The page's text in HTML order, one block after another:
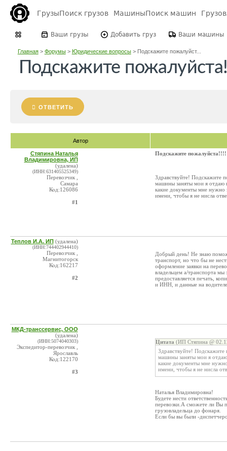
ГрузыПоиск грузов МашиныПоиск машин
Ваши грузы Добавить груз Ваши машины
Главная> Форумы> Юридические вопросы> Подскажите пожалуйст...
Подскажите
ОТВЕТИТЬ
Автор
Стяпина Наталья
Владимировна, ИП
(удалена)
(ИНН:631405525349)
Перевозчик ,
Самара
Код:126086
#1
Подскажите
Здравствуйте! Подскажите
машины заняты мои я отдаю
какие документы мне нужно
имени, чтобы я не нисла
Теплов И.А. ИП (удалена)
(ИНН:744402944410)
Перевозчик ,
Магнитогорск
Код:162217
#2
Добрый день! Не знаю
транспорт, но что бы не
оформление заявки на
владельцем а/транспорта
предоставляется печать,
и ИНН, и данные на
МКД-транссервис, ООО
(удалена)
(ИНН:5074040303)
Экспедитор-перевозчик ,
Ярославль
Код:122170
#3
Цитата (ИП Стяпина @
Здравствуйте! Подскажите
машины заняты мои я
какие документы мне
имени, чтобы я не нисла
Наталья Владимировна!
Будете нести
перевозки.А сможете ли Вы
грузовладельца до фонаря.
Если бы вы были -